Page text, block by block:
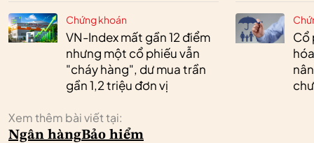
Chứng khoán
VN-Index mất gần 12 điểm
nhưng một cổ phiếu vẫn
"cháy hàng", dư mua trần
gần 1,2 triệu đơn vị
Cổ
Xem thêm bài viết tại:
Ngân hàngBảo hiểm